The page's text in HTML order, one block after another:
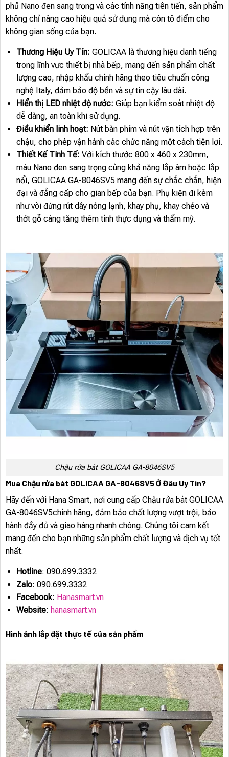
phủ Nano đen sang trọng và các tính năng tiên tiến, sản phẩm
không chỉ nâng cao hiệu quả sử dụng mà còn tô điểm cho
không gian sống của bạn.
Thương Hiệu Uy Tín: GOLICAA là thương hiệu danh tiếng
trong lĩnh vực thiết bị nhà bếp, mang đến sản phẩm chất
lượng cao, nhập khẩu chính hãng theo tiêu chuẩn công
nghệ Italy, đảm bảo độ bền và sự tin cậy lâu dài.
Hiển thị LED nhiệt độ nước: Giúp bạn kiểm soát nhiệt độ
dễ dàng, an toàn khi sử dụng.
Điều khiển linh hoạt: Nút bàn phím và nút vặn tích hợp trên
chậu, cho phép vận hành các chức năng một cách tiện lợi.
Thiết Kế Tinh Tế: Với kích thước 800 x 460 x 230mm,
màu Nano đen sang trọng cùng khả năng lắp âm hoặc lắp
nổi, GOLICAA GA-8046SV5 mang đến sự chắc chắn, hiện
đại và đẳng cấp cho gian bếp của bạn. Phụ kiện đi kèm
như vòi đứng rút dây nóng lạnh, khay phụ, khay chéo và
thớt gỗ càng tăng thêm tính thực dụng và thẩm mỹ.
Chậu rửa bát GOLICAA GA-8046SV5
Mua Chậu rửa bát GOLICAA GA-8046SV5 Ở Đâu Uy Tín?
Hãy đến với Hana Smart, nơi cung cấp Chậu rửa bát GOLICAA
GA-8046SV5chính hãng, đảm bảo chất lượng vượt trội, bảo
hành đầy đủ và giao hàng nhanh chóng. Chúng tôi cam kết
mang đến cho bạn những sản phẩm chất lượng và dịch vụ tốt
nhất.
Hotline: 090.699.3332
Zalo: 090.699.3332
Facebook: Hanasmart.vn
Website: hanasmart.vn
Hình ảnh lắp đặt thực tế của sản phẩm